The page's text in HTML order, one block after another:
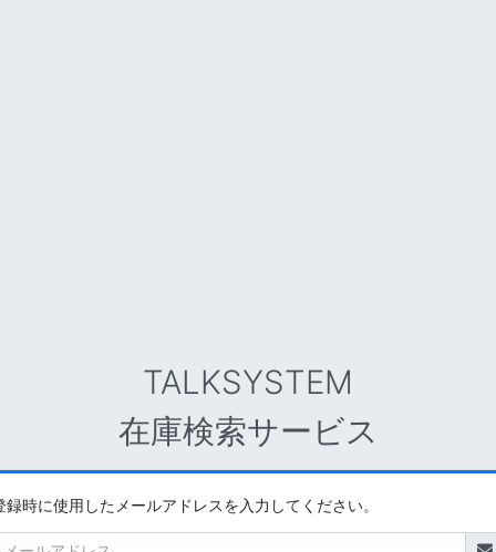
TALKSYSTEM
在庫検索サービス
録時に使用したメールアドレスを入力してください。